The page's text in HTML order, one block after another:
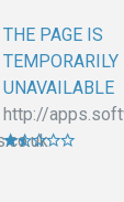
THE PAGE IS
TEMPORARILY
UNAVAILABLE
http://